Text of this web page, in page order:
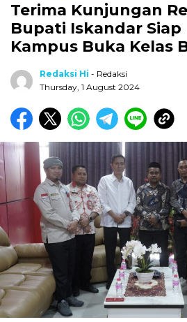
Terima Kunjungan
Bupati Iskandar Siap
Kampus Buka Kelas
Redaksi Hi - Redaksi
Thursday, 1 August 2024